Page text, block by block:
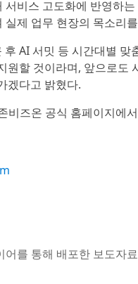
비스 고도화에 반영하
제 업무 현장의 목소리
AI 서밋 등 시간대별
원할 것이라며, 앞으로
겠다고 밝혔다.
비즈온 공식 홈페이지에
어를 통해 배포한 보도자